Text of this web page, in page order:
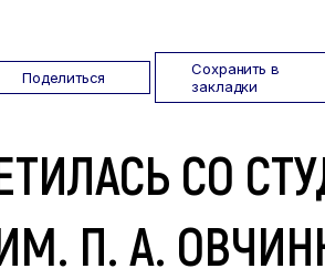
Поделиться
Сохранить в
закладки
СО
П. А.